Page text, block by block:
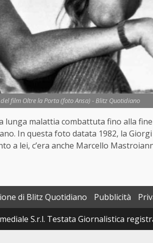
film Oltre la Porta (foto Ansa) - Blitz Quotidiano
lunga malattia combattuta fino alla
In questa foto datata 1982, la
a lei, c’era anche Marcello
di Blitz Quotidiano Pubblicità
S.r.l. Testata Giornalistica